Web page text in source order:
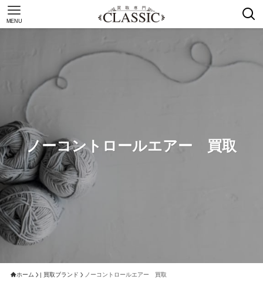
MENU
ノーコントロールエアー 買取
ホーム | 買取ブランド ノーコントロールエアー 買取